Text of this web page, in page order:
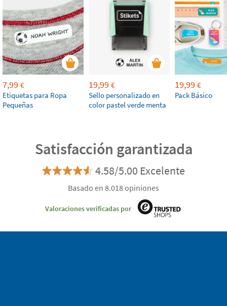
7,99 €
Etiquetas para Ropa
Pequeñas
19,99 €
Sello personalizado en
color pastel verde menta
19,99 €
Pack Básico
Satisfacción garantizada
4.58/5.00 Excelente
Basado en 8.018 opiniones
Valoraciones verificadas por